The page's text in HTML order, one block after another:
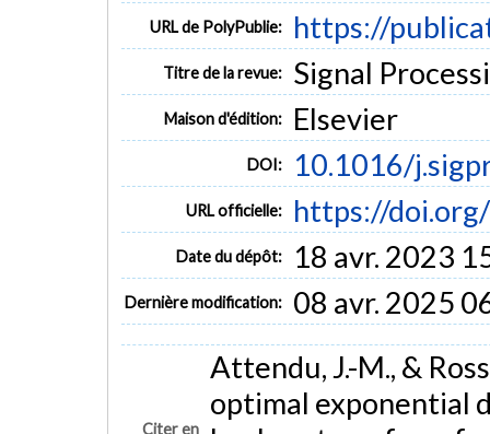
URL de PolyPublie: https://
Titre de la revue: Signal
Maison d'édition: Elsevier
DOI: 10.1016/
URL officielle: https://
Date du dépôt: 18 avr. 2023
Dernière modification: 08 avr. 2025
Citer en
Attendu, J.-M., &
optimal exponential